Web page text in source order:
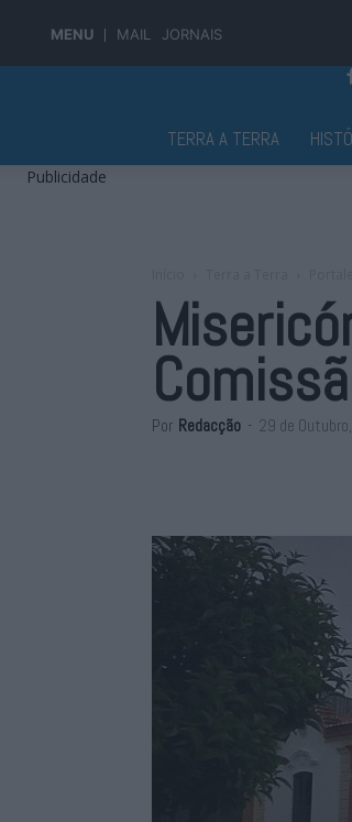
MENU MAIL JORNAIS
TERRA A TERRA
Publicidade
Por Redacção - 29 de